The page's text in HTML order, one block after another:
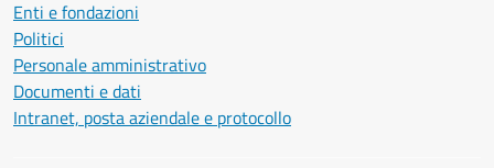
Enti e fondazioni
Politici
Personale amministrativo
Documenti e dati
Intranet, posta aziendale e protocollo